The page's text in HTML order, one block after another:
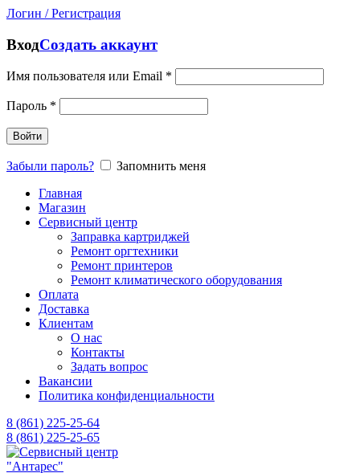
Логин / Регистрация
ВходСоздать аккаунт
Имя пользователя или Email *
Пароль *
Войти
Забыли пароль?
Запомнить меня
Главная
Магазин
Сервисный центр
Заправка картриджей
Ремонт оргтехники
Ремонт принтеров
Ремонт климатического оборудования
Оплата
Доставка
Клиентам
О нас
Контакты
Задать вопрос
Вакансии
Политика конфиденциальности
8 (861) 225-25-64
8 (861) 225-25-65